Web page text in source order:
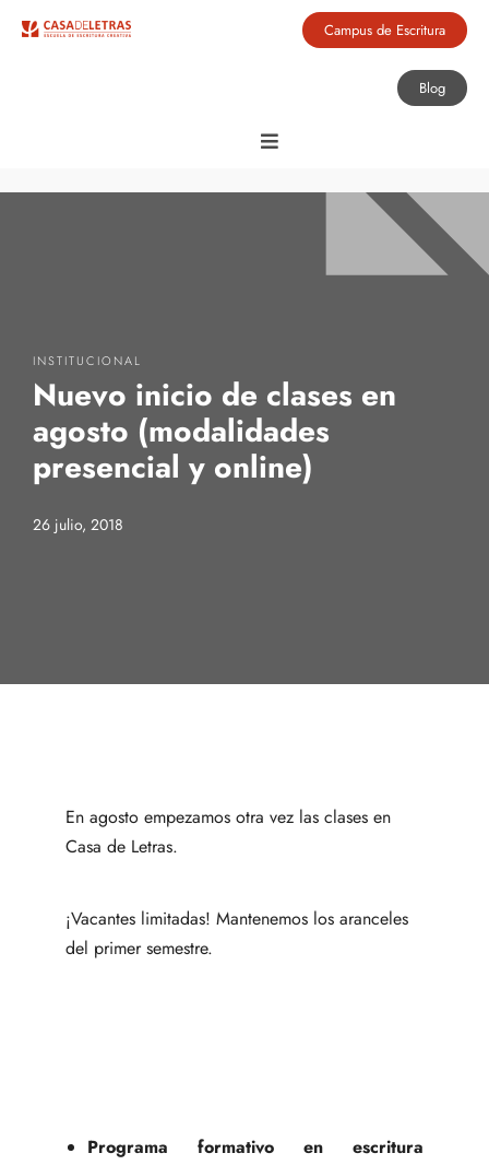
Campus de Escritura
Blog
INSTITUCIONAL
Nuevo inicio de clases en
agosto (modalidades
presencial y online)
26 julio, 2018
En agosto empezamos otra vez las clases en
Casa de Letras.
¡Vacantes limitadas! Mantenemos los aranceles
del primer semestre.
Programa formativo en escritura